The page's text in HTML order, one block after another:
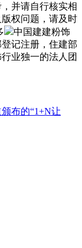
并请自行核实相
权问题，请及时
中国建建粉饰
记注册，住建部
业独一的法人团
布的“1+N让